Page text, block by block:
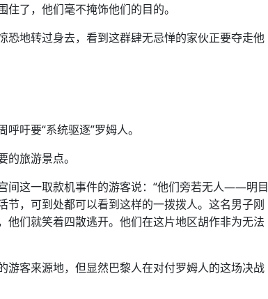
了，他们毫不掩饰他们的目的。
恐地转过身去，看到这群肆无忌惮的家伙正要夺走他
吁要“系统驱逐”罗姆人。
旅游景点。
间这一取款机事件的游客说：“他们旁若无人——明目
节，可到处都可以看到这样的一拨拨人。这名男子刚
们就笑着四散逃开。他们在这片地区胡作非为无法
游客来源地，但显然巴黎人在对付罗姆人的这场决战